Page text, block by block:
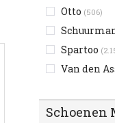
Otto (506)
Spartoo
Van den
Schoenen